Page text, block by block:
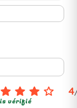
4
vérifié